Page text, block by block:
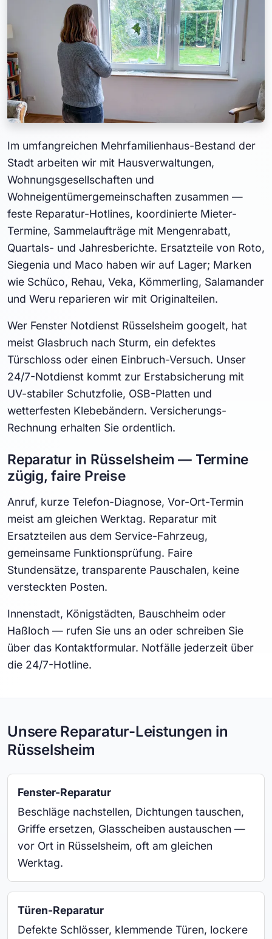
Im umfangreichen Mehrfamilienhaus-Bestand der
Stadt arbeiten wir mit Hausverwaltungen,
Wohnungsgesellschaften und
Wohneigentümergemeinschaften zusammen —
feste Reparatur-Hotlines, koordinierte Mieter-
Termine, Sammelaufträge mit Mengenrabatt,
Quartals- und Jahresberichte. Ersatzteile von Roto,
Siegenia und Maco haben wir auf Lager; Marken
wie Schüco, Rehau, Veka, Kömmerling, Salamander
und Weru reparieren wir mit Originalteilen.
Wer Fenster Notdienst Rüsselsheim googelt, hat
meist Glasbruch nach Sturm, ein defektes
Türschloss oder einen Einbruch-Versuch. Unser
24/7-Notdienst kommt zur Erstabsicherung mit
UV-stabiler Schutzfolie, OSB-Platten und
wetterfesten Klebebändern. Versicherungs-
Rechnung erhalten Sie ordentlich.
Reparatur in Rüsselsheim — Termine
zügig, faire Preise
Anruf, kurze Telefon-Diagnose, Vor-Ort-Termin
meist am gleichen Werktag. Reparatur mit
Ersatzteilen aus dem Service-Fahrzeug,
gemeinsame Funktionsprüfung. Faire
Stundensätze, transparente Pauschalen, keine
versteckten Posten.
Innenstadt, Königstädten, Bauschheim oder
Haßloch — rufen Sie uns an oder schreiben Sie
über das Kontaktformular. Notfälle jederzeit über
die 24/7-Hotline.
Unsere Reparatur-Leistungen in
Rüsselsheim
Fenster-Reparatur
Beschläge nachstellen, Dichtungen tauschen,
Griffe ersetzen, Glasscheiben austauschen —
vor Ort in Rüsselsheim, oft am gleichen
Werktag.
Türen-Reparatur
Defekte Schlösser, klemmende Türen, lockere